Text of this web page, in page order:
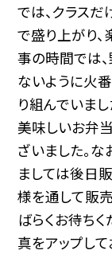
では、クラス
で盛り上がり
事の時間では
ないように火
り組んでいまし
美味しいお弁
ざいました。
ましては後日
様を通して販
ばらくお待ち
真をアップして